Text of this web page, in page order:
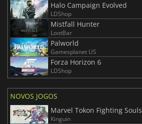
Halo Campaign Evolved
LDShop
Mistfall Hunter
LootBar
Palworld
Gamesplanet US
Forza Horizon 6
LDShop
NOVOS JOGOS
Marvel Tokon Fighting Souls
Kinguin